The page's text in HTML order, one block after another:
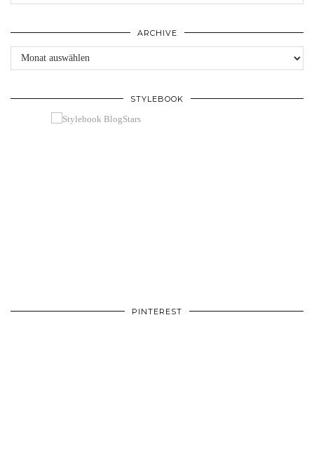
ARCHIVE
Archive
STYLEBOOK
PINTEREST